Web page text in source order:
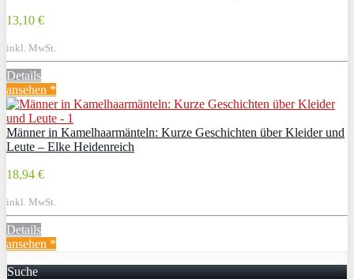
13,10 €
inkl. MwSt.
Details
ansehen *
Männer in Kamelhaarmänteln: Kurze Geschichten über Kleider und
Leute – Elke Heidenreich
18,94 €
inkl. MwSt.
Details
ansehen *
Suche